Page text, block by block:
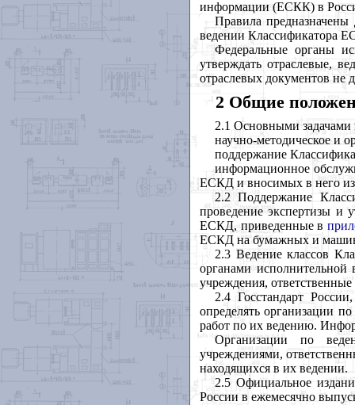
информации (ЕСКК) в
Правила
ведении Классификатора
Федеральные органы
утверждать отраслевые,
отраслевых документов
2 Общие
2.1 Основными
научно-методическое и
поддержание
информационное
ЕСКД и вносимых в него
2.2 Поддержание
проведение экспертизы и
ЕСКД, приведенные в
ЕСКД на бумажных и
2.3 Ведение классов
органами
учреждения,
2.4 Госстандарт
определять организации
работ по их ведению.
Организации по
учреждениями,
находящихся в их ведении.
2.5 Официальное
России в ежемесячно